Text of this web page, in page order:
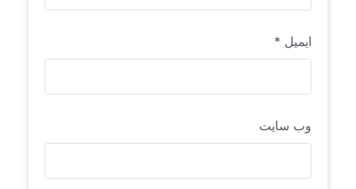
ایمیل *
وب‌ سایت